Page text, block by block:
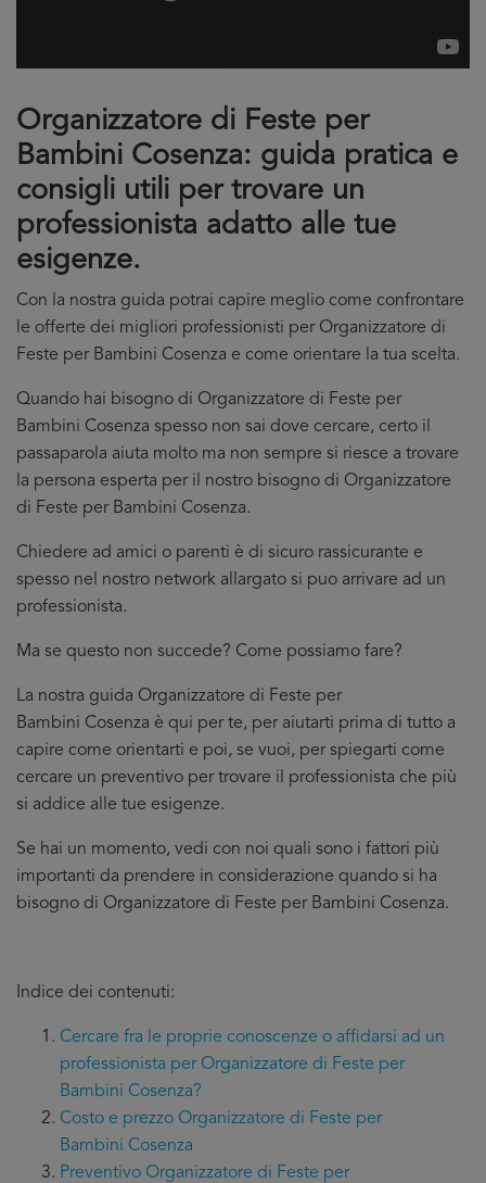
Organizzatore di Feste per
Bambini Cosenza: guida pratica e
consigli utili per trovare un
professionista adatto alle tue
esigenze.
Con la nostra guida potrai capire meglio come confrontare
le offerte dei migliori professionisti per Organizzatore di
Feste per Bambini Cosenza e come orientare la tua scelta.
Quando hai bisogno di Organizzatore di Feste per
Bambini Cosenza spesso non sai dove cercare, certo il
passaparola aiuta molto ma non sempre si riesce a trovare
la persona esperta per il nostro bisogno di Organizzatore
di Feste per Bambini Cosenza.
Chiedere ad amici o parenti è di sicuro rassicurante e
spesso nel nostro network allargato si puo arrivare ad un
professionista.
Ma se questo non succede? Come possiamo fare?
La nostra guida Organizzatore di Feste per
Bambini Cosenza è qui per te, per aiutarti prima di tutto a
capire come orientarti e poi, se vuoi, per spiegarti come
cercare un preventivo per trovare il professionista che più
si addice alle tue esigenze.
Se hai un momento, vedi con noi quali sono i fattori più
importanti da prendere in considerazione quando si ha
bisogno di Organizzatore di Feste per Bambini Cosenza.
Indice dei contenuti:
Cercare fra le proprie conoscenze o affidarsi ad un
professionista per Organizzatore di Feste per
Bambini Cosenza?
Costo e prezzo Organizzatore di Feste per
Bambini Cosenza
Preventivo Organizzatore di Feste per